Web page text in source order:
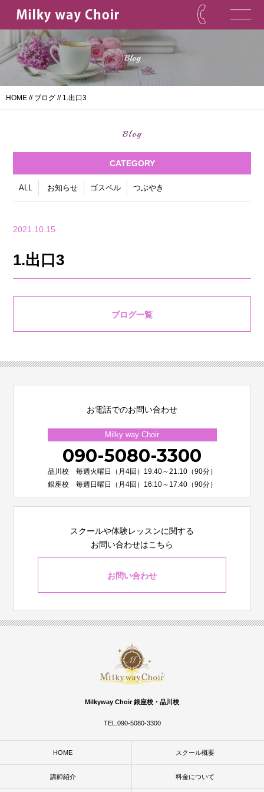
Blog
HOME // ブログ // 1.出口3
Blog
CATEGORY
ALL お知らせ ゴスペル つぶやき
2021.10.15
1.出口3
ブログ一覧
お電話でのお問い合わせ
Milky way Choir
090-5080-3300
品川校 毎週火曜日（月4回）19:40～21:10（90分）
銀座校 毎週日曜日（月4回）16:10～17:40（90分）
スクールや体験レッスンに関する
お問い合わせはこちら
お問い合わせ
Milkyway Choir 銀座校・品川校
TEL.090-5080-3300
HOME スクール概要
講師紹介 料金について